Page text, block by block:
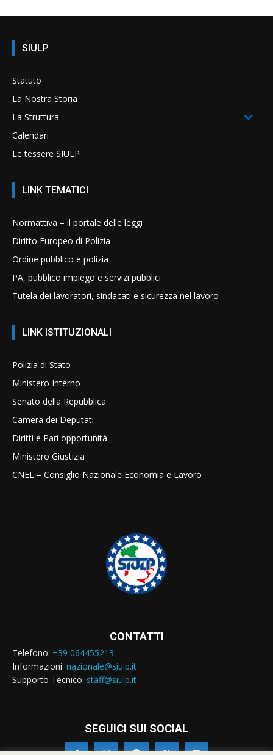
SIULP
Statuto
La Nostra Storia
La Struttura
Calendari
Le tessere SIULP
LINK TEMATICI
Normattiva – il portale delle leggi
Diritto Europeo di Polizia
Ordine pubblico e polizia
PA, pubblico impiego e servizi pubblici
Tutela dei lavoratori, sindacati e sicurezza nel lavoro
LINK ISTITUZIONALI
Polizia di Stato
Ministero Interno
Senato della Repubblica
Camera dei Deputati
Diritti e Pari opportunità
Ministero Giustizia
CNEL – Consiglio Nazionale Economia e Lavoro
CONTATTI
Telefono: +39 064455213
Informazioni: nazionale@siulp.it
Supporto Tecnico: staff@siulp.it
SEGUICI SUI SOCIAL